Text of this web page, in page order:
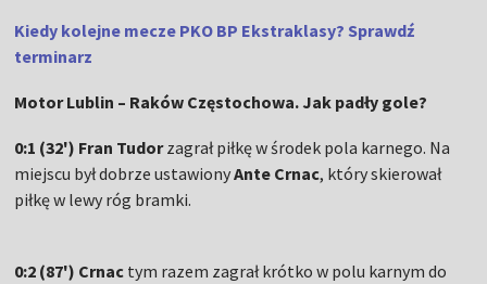
Kiedy kolejne mecze PKO BP Ekstraklasy? Sprawdź
terminarz
Motor Lublin – Raków Częstochowa. Jak padły gole?
0:1 (32') Fran Tudorzagrał piłkę w środek pola karnego. Na
miejscu był dobrze ustawionyAnte Crnac, który skierował
piłkę w lewy róg bramki.
0:2 (87') Crnac tym razem zagrał krótko w polu karnym do